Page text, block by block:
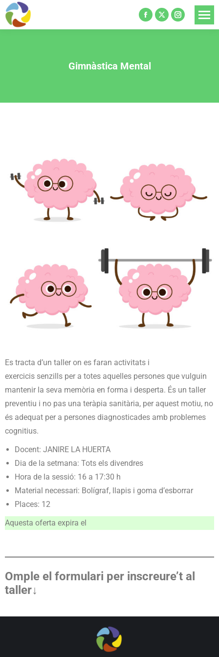
Gimnàstica Mental
Es tracta d’un taller on es faran activitats i
exercicis senzills per a totes aquelles persones que vulguin
mantenir la seva memòria en forma i desperta. És un taller
preventiu i no pas una teràpia sanitària, per aquest motiu, no
és adequat per a persones diagnosticades amb problemes
cognitius.
Docent: JANIRE LA HUERTA
Dia de la setmana: Tots els divendres
Hora de la sessió: 16 a 17:30 h
Material necessari: Bolígraf, llapis i goma d’esborrar
Places: 12
Aquesta oferta expira el
Omple el formulari per inscreure’t al
taller↓